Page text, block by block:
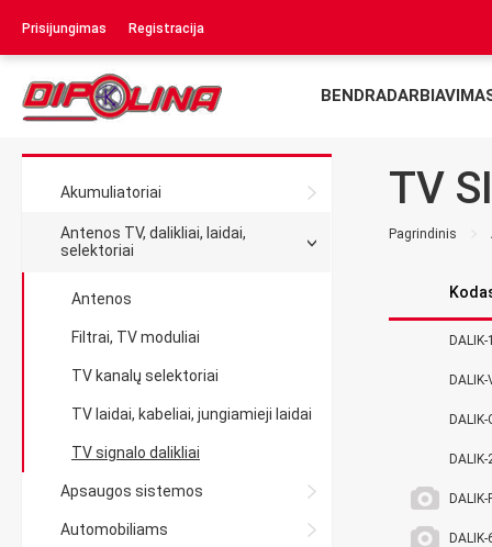
Prisijungimas Registracija
Akumuliatoriai
Antenos TV, dalikliai, laidai,
selektoriai
Antenos
Filtrai, TV moduliai
TV kanalų selektoriai
TV laidai, kabeliai, jungiamieji laidai
TV signalo dalikliai
Apsaugos sistemos
Automobiliams
TV
Pagrindinis